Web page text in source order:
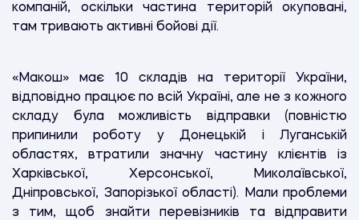
компаній, оскільки частина територій окуповані,
там тривають активні бойові дії.
«Макош» має 10 складів на території України,
відповідно працює по всій Україні, але не з кожного
складу була можливість відправки (повністю
припинили роботу у Донецькій і Луганській
областях, втратили значну частину клієнтів із
Харківської, Херсонської, Миколаївської,
Дніпровської, Запорізької області). Мали проблеми
з тим, щоб знайти перевізників та відправити